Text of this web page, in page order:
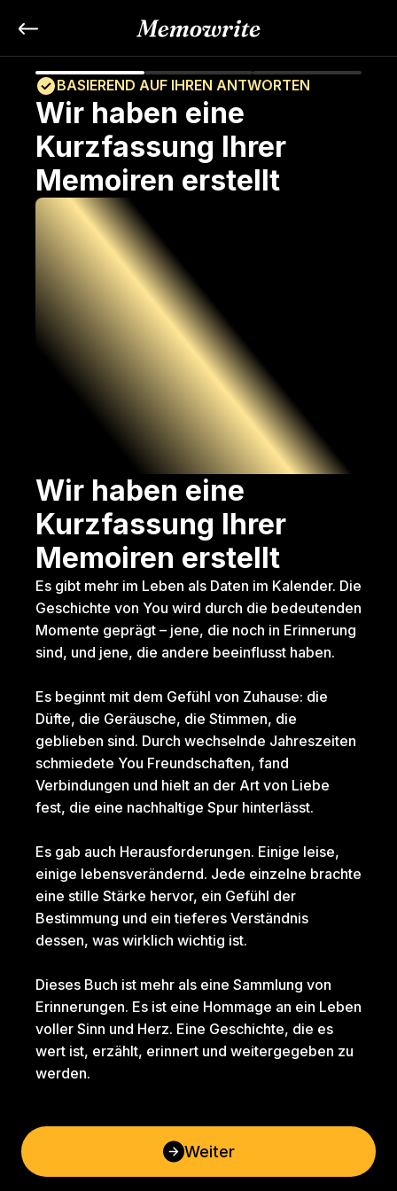
BASIEREND AUF IHREN ANTWORTEN
Wir haben eine
Kurzfassung Ihrer
Memoiren erstellt
Wir haben eine
Kurzfassung Ihrer
Memoiren erstellt
Es gibt mehr im Leben als Daten im Kalender. Die
Geschichte von You wird durch die bedeutenden
Momente geprägt – jene, die noch in Erinnerung
sind, und jene, die andere beeinflusst haben.
Es beginnt mit dem Gefühl von Zuhause: die
Düfte, die Geräusche, die Stimmen, die
geblieben sind. Durch wechselnde Jahreszeiten
schmiedete You Freundschaften, fand
Verbindungen und hielt an der Art von Liebe
fest, die eine nachhaltige Spur hinterlässt.
Es gab auch Herausforderungen. Einige leise,
einige lebensverändernd. Jede einzelne brachte
eine stille Stärke hervor, ein Gefühl der
Bestimmung und ein tieferes Verständnis
dessen, was wirklich wichtig ist.
Dieses Buch ist mehr als eine Sammlung von
Erinnerungen. Es ist eine Hommage an ein Leben
voller Sinn und Herz. Eine Geschichte, die es
wert ist, erzählt, erinnert und weitergegeben zu
werden.
Weiter